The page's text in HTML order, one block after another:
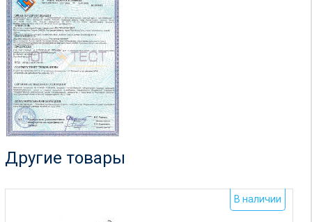
Другие товары
В наличии